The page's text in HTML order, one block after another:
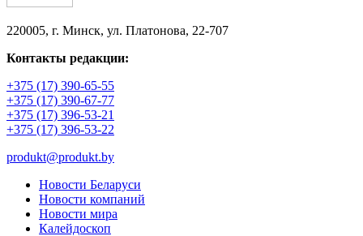
220005, г. Минск, ул. Платонова, 22-707
Контакты редакции:
+375 (17) 390-65-55
+375 (17) 390-67-77
+375 (17) 396-53-21
+375 (17) 396-53-22
produkt@produkt.by
Новости Беларуси
Новости компаний
Новости мира
Калейдоскоп